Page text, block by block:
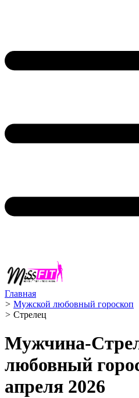
Главная
> Мужской любовный гороскоп
> Стрелец ️
Мужчина-
любовный
апреля 2026